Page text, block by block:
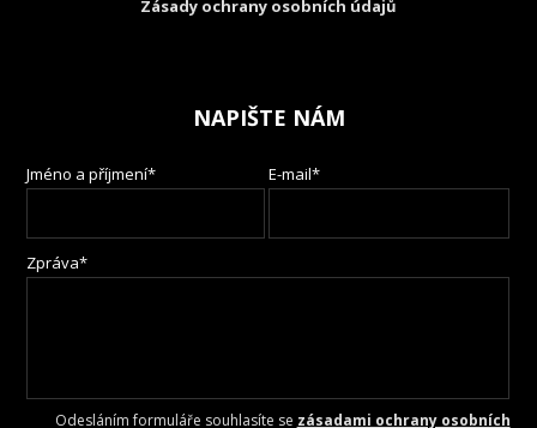
Zásady ochrany osobních údajů
NAPIŠTE NÁM
Jméno a příjmení* E-mail*
Zpráva*
Odesláním formuláře souhlasíte se zásadami ochrany osobních